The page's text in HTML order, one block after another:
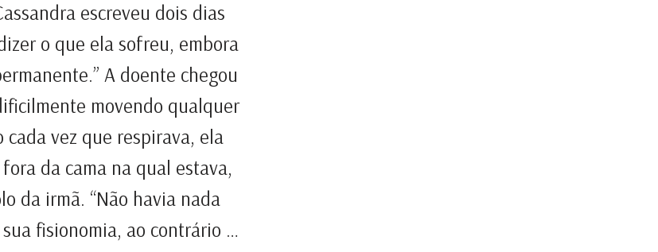
escreveu dois dias
o que ela sofreu, embora
A doente chegou
movendo qualquer
vez que respirava, ela
da cama na qual estava,
da irmã. “Não havia nada
fisionomia, ao contrário …